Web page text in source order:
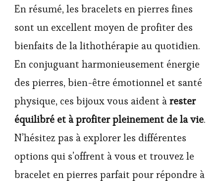
En résumé, les bracelets en pierres fines
sont un excellent moyen de profiter des
bienfaits de la lithothérapie au quotidien.
En conjuguant harmonieusement énergie
des pierres, bien-être émotionnel et santé
physique, ces bijoux vous aident àrester
équilibré et à profiter pleinement de la vie.
N’hésitez pas à explorer les différentes
options qui s’offrent à vous et trouvez le
bracelet en pierres parfait pour répondre à